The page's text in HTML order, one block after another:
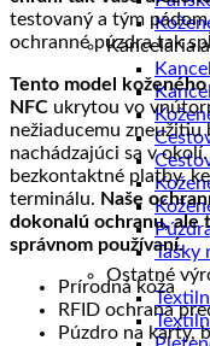
Kancelária
Tašky
Ostatné
testovaný a tým
ochranné púzdra tak
Tento model
NFC ukrytou vo
nežiaducemu zneužitiu
nachádzajúci sa v
bezkontaktné platby,
terminálu. Naše
dokonalú ochranu, ale
správnom používaní.
Prírodná koža
RFID ochrana
Púzdro na karty,